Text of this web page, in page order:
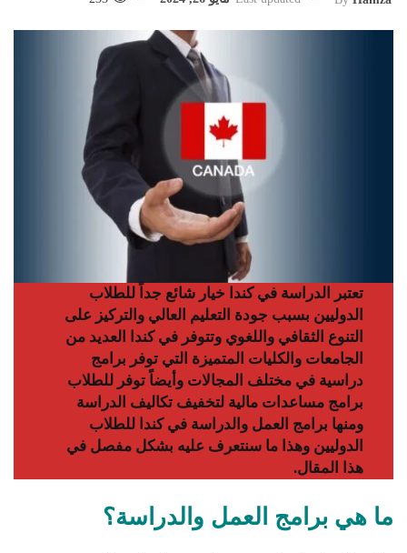
تعتبر الدراسة في كندا خيار شائع جداً للطلاب
الدوليين بسبب جودة التعليم العالي والتركيز على
التنوع الثقافي واللغوي وتتوفر في كندا العديد من
الجامعات والكليات المتميزة التي توفر برامج
دراسية في مختلف المجالات وأيضاً توفر للطلاب
برامج مساعدات مالية لتخفيف تكاليف الدراسة
ومنها برامج العمل والدراسة في كندا للطلاب
الدوليين وهذا ما سنتعرف عليه بشكل مفصل في
هذا المقال.
ما هي برامج العمل والدراسة؟